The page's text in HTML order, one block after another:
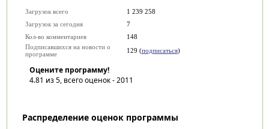
Загрузок всего
1 239 258
Загрузок за сегодня
7
Кол-во комментариев
148
Подписавшихся на новости о
программе
129 (подписаться)
Оцените программу!
4.81 из 5, всего оценок -2011
Распределение оценок программы